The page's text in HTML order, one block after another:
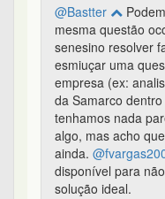
@Bastter
mesma questão
senesino resolver
esmiuçar uma
empresa (ex:
da Samarco
tenhamos nada
algo, mas acho
ainda.
disponível para
solução ideal.